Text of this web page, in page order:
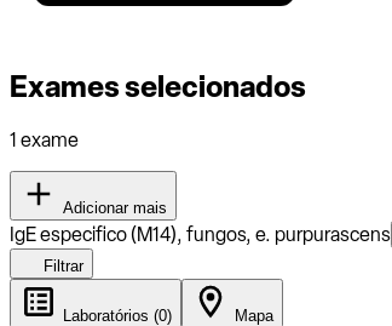
Exames selecionados
1 exame
Adicionar mais
IgE especifico (M14), fungos, e. purpurascens
Filtrar
Laboratórios (0) Mapa